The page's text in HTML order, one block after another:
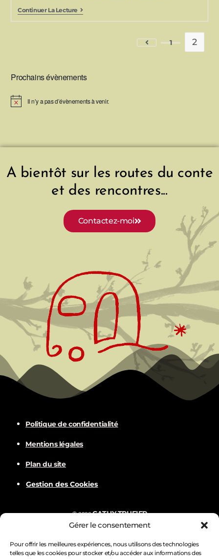
Gérer le consentement
Pour offrir les meilleures expériences, nous utilisons des technologies
telles que les cookies pour stocker et/ou accéder aux informations des
Continuer La Lecture
1 2
Prochains évènements
N
Il n’y a pas d’évènements à venir.
A bientôt sur les routes du conte
et des rencontres...
Contactez-moi
Politique de confidentialité
Mentions légales
Plan du site
Gestion des Cookies
©2022CATHY TRUFIER